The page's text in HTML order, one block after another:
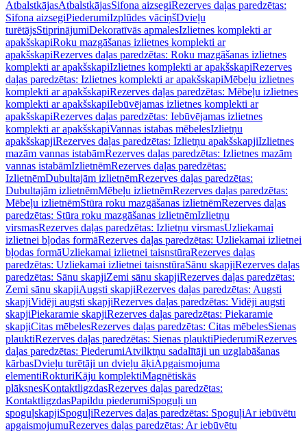
AtbalstkājasAtbalstkājasSifona aizsegiRezerves daļas paredzētas:
Sifona aizsegiPiederumiIzplūdes vāciņšDvieļu
turētājsStiprinājumiDekoratīvās apmalesIzlietnes komplekti ar
apakšskapiRoku mazgāšanas izlietnes komplekti ar
apakšskapiRezerves daļas paredzētas: Roku mazgāšanas izlietnes
komplekti ar apakšskapiIzlietnes komplekti ar apakšskapiRezerves
daļas paredzētas: Izlietnes komplekti ar apakšskapiMēbeļu izlietnes
komplekti ar apakšskapiRezerves daļas paredzētas: Mēbeļu izlietnes
komplekti ar apakšskapiIebūvējamas izlietnes komplekti ar
apakšskapiRezerves daļas paredzētas: Iebūvējamas izlietnes
komplekti ar apakšskapiVannas istabas mēbelesIzlietņu
apakšskapjiRezerves daļas paredzētas: Izlietņu apakšskapjiIzlietnes
mazām vannas istabāmRezerves daļas paredzētas: Izlietnes mazām
vannas istabāmIzlietnēmRezerves daļas paredzētas:
IzlietnēmDubultajām izlietnēmRezerves daļas paredzētas:
Dubultajām izlietnēmMēbeļu izlietnēmRezerves daļas paredzētas:
Mēbeļu izlietnēmStūra roku mazgāšanas izlietnēmRezerves daļas
paredzētas: Stūra roku mazgāšanas izlietnēmIzlietņu
virsmasRezerves daļas paredzētas: Izlietņu virsmasUzliekamai
izlietnei bļodas formāRezerves daļas paredzētas: Uzliekamai izlietnei
bļodas formāUzliekamai izlietnei taisnstūraRezerves daļas
paredzētas: Uzliekamai izlietnei taisnstūraSānu skapjiRezerves daļas
paredzētas: Sānu skapjiZemi sānu skapjiRezerves daļas paredzētas:
Zemi sānu skapjiAugsti skapjiRezerves daļas paredzētas: Augsti
skapjiVidēji augsti skapjiRezerves daļas paredzētas: Vidēji augsti
skapjiPiekaramie skapjiRezerves daļas paredzētas: Piekaramie
skapjiCitas mēbelesRezerves daļas paredzētas: Citas mēbelesSienas
plauktiRezerves daļas paredzētas: Sienas plauktiPiederumiRezerves
daļas paredzētas: PiederumiAtvilktņu sadalītāji un uzglabāšanas
kārbasDvieļu turētāji un dvieļu āķiApgaismojuma
elementiRokturiKāju komplektiMagnētiskās
plāksnesKontaktligzdasRezerves daļas paredzētas:
KontaktligzdasPapildu piederumiSpoguļi un
spoguļskapjiSpoguļiRezerves daļas paredzētas: SpoguļiAr iebūvētu
apgaismojumuRezerves daļas paredzētas: Ar iebūvētu